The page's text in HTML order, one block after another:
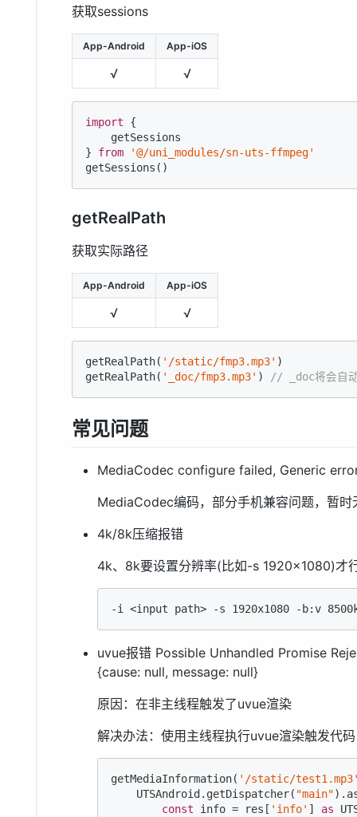
获取sessions
App-Android App-iOS
√ √
import {
    getSessions
} from
'@/uni_modules/sn-uts-ffmpeg'
getSessions()
getRealPath
获取实际路径
App-Android App-iOS
√ √
getRealPath( '/static/fmp3.mp3' )
getRealPath( '_doc/fmp3.mp3' ) // _doc将会自
常见问题
MediaCodec configure failed, Generic
MediaCodec编码，部分手机兼容问题，暂
4k/8k压缩报错
4k、8k要设置分辨率(比如-s 1920x1080)才
-i <input path> -s 1920x1080 -b:v
uvue报错 Possible Unhandled Promise
{cause: null, message: null}
原因：在非主线程触发了uvue渲染
解决办法：使用主线程执行uvue渲染触发代
getMediaInformation( '/static/
    UTSAndroid.getDispatcher(
"main"
const info = res[ 'info' ] as